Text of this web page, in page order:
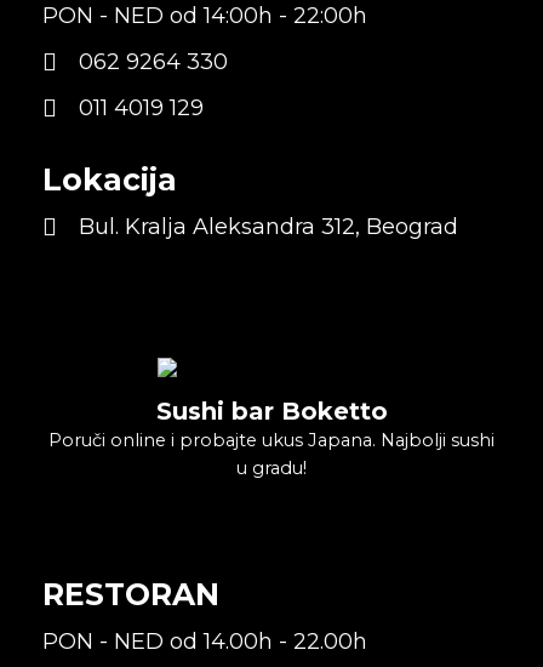
PON - NED od 14:00h - 22:00h
062 9264 330
011 4019 129
Lokacija
Bul. Kralja Aleksandra 312, Beograd
Sushi bar Boketto
Poruči online i probajte ukus Japana. Najbolji sushi
u gradu!
RESTORAN
PON - NED od 14.00h - 22.00h